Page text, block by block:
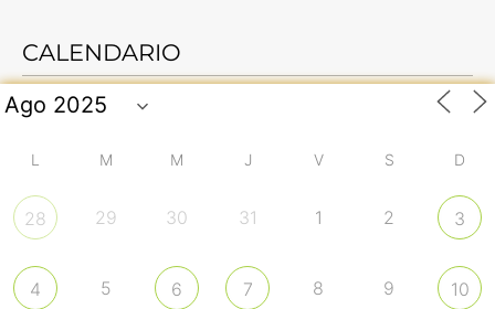
CALENDARIO
L M M J V S D
28 29 30 31 1 2 3
4 5 6 7 8 9 10